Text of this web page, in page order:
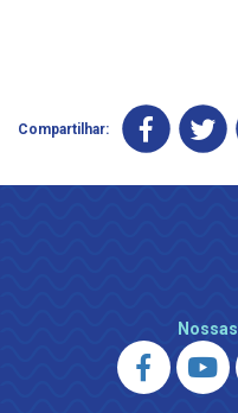
Compartilhar: